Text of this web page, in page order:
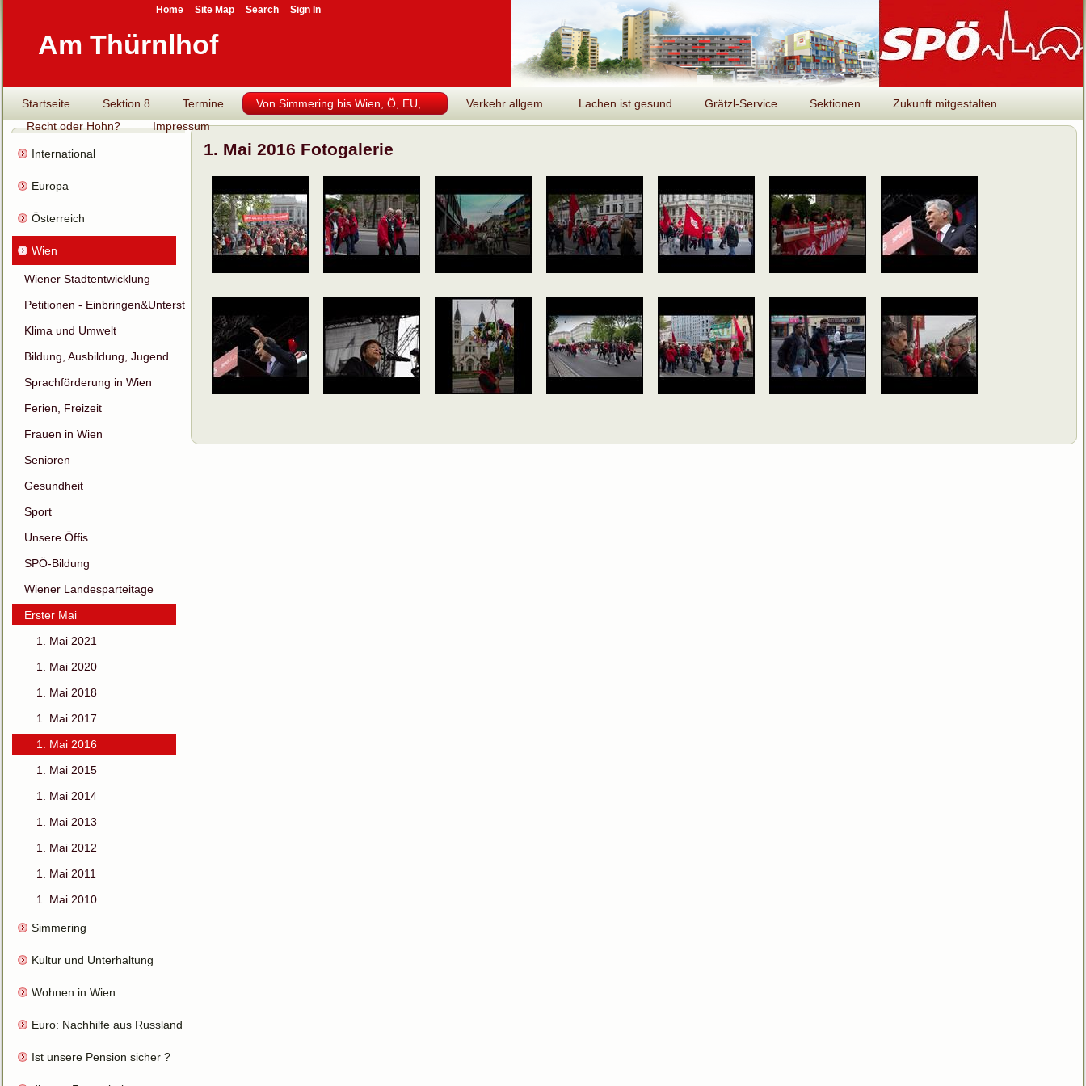
Am Thürnlhof
Startseite Sektion 8 Termine Von Simmering bis Wien, Ö, EU, ... Verkehr allgem. Lachen ist gesund Grätzl-Service Sektionen
Zukunft mitgestalten
Recht oder Hohn?
Impressum
International
Europa
Österreich
Wien
Wiener Stadtentwicklung
Petitionen - Einbringen&Unterstützen
Klima und Umwelt
Bildung, Ausbildung, Jugend
Sprachförderung in Wien
Ferien, Freizeit
Frauen in Wien
Senioren
Gesundheit
Sport
Unsere Öffis
SPÖ-Bildung
Wiener Landesparteitage
Erster Mai
1. Mai 2021
1. Mai 2020
1. Mai 2018
1. Mai 2017
1. Mai 2016
1. Mai 2015
1. Mai 2014
1. Mai 2013
1. Mai 2012
1. Mai 2011
1. Mai 2010
Simmering
Kultur und Unterhaltung
Wohnen in Wien
Euro: Nachhilfe aus Russland für HC
Ist unsere Pension sicher ?
1. Mai 2016 Fotogalerie
Home Site Map Search Sign In